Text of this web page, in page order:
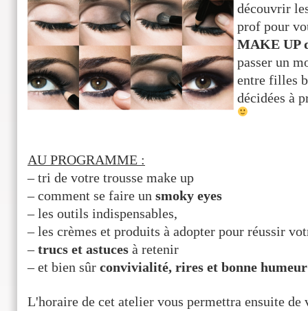
découvrir
prof pour
MAKE UP
passer un
entre filles
décidées à
AU PROGRAMME :
– tri de votre trousse make up
– comment se faire un smoky eyes
– les outils indispensables,
– les crèmes et produits à adopter pour réussir
–trucs et astuces à retenir
– et bien sûr convivialité, rires et bonne humeur
L'horaire de cet atelier vous permettra ensuite de